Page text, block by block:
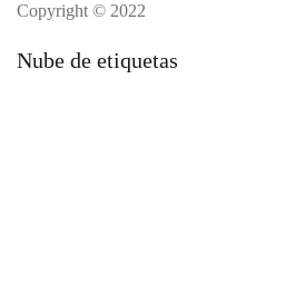
Copyright © 2022
Nube de etiquetas